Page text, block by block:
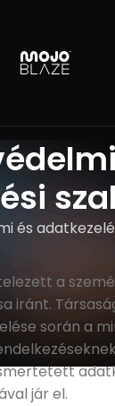
és
a
iránt.
során a
jár el.